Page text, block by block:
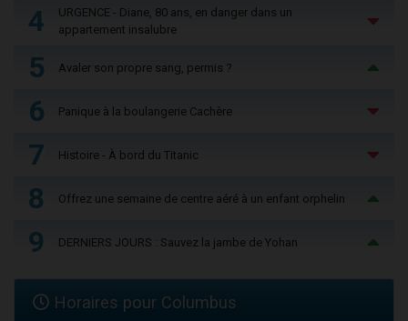
4
URGENCE - Diane, 80 ans, en danger dans un
appartement insalubre
5 Avaler son propre sang, permis ?
6 Panique à la boulangerie Cachère
7 Histoire - À bord du Titanic
8 Offrez une semaine de centre aéré à un enfant orphelin
9 DERNIERS JOURS : Sauvez la jambe de Yohan
Horaires pour Columbus